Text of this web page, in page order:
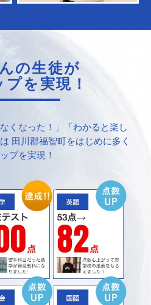
の生徒が
を実現！
くなった！」「わかると楽し
田川郡福智町をはじめに多く
プを実現！